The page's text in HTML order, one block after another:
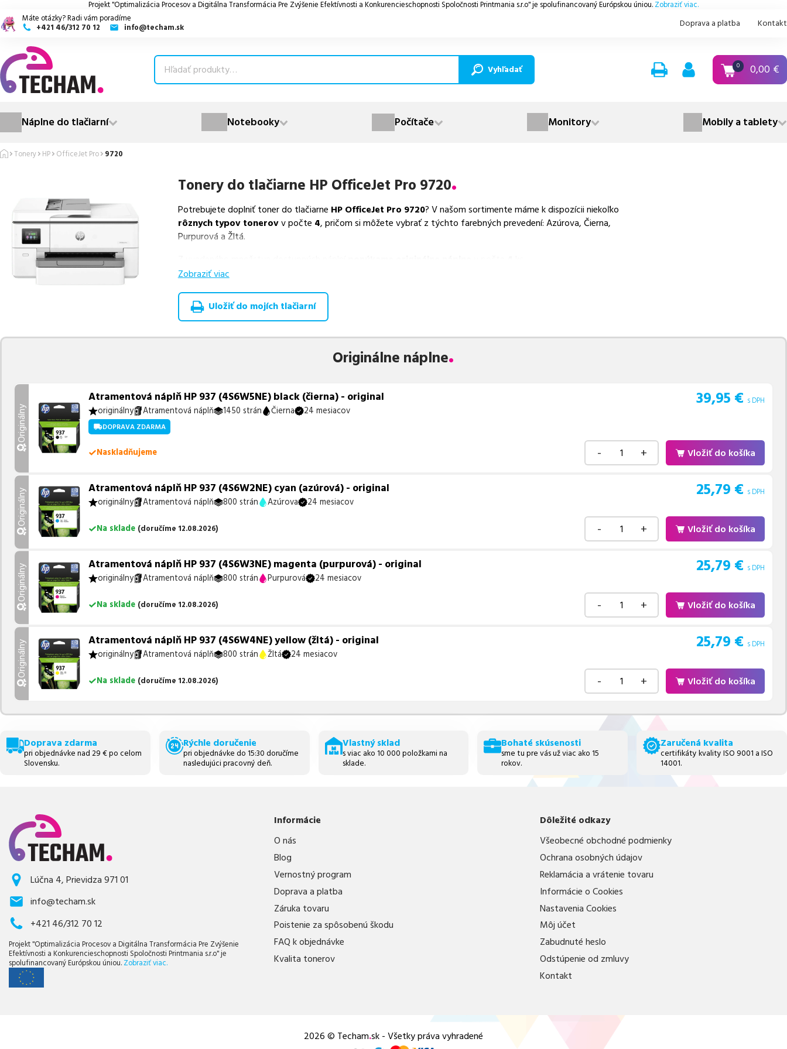
Projekt "Optimalizácia Procesov a Digitálna Transformácia Pre Zvýšenie Efektívnosti a Konkurencieschopnosti Spoločnosti Printmania s.r.o" je spolufinancovaný Európskou úniou. Zobraziť viac.
Máte otázky? Radi vám poradíme
+421 46/312 70 12
info@techam.sk Doprava a platba Kontakt
Vyhľadať 0 0,00 €
Náplne do tlačiarní Notebooky Počítače Monitory Mobily a tablety
Tonery HP OfficeJet Pro 9720
Tonery do tlačiarne HP OfficeJet Pro 9720
Potrebujete doplniť toner do tlačiarne HP OfficeJet Pro 9720? V našom sortimente máme k dispozícii niekoľko
rôznych typov tonerovv počte 4, pričom si môžete vybrať z týchto farebných prevedení: Azúrova, Čierna,
Purpurová a Žltá.
Celá táto certifikovaná ponuka, spĺňajúca normy ISO 9001 a 14001, zaručuje bezproblémovú tlač.
produktu nás nájdete už od25,79€.
Vieme, že pri nákupe zohráva dôležitú úlohu aj dostupnosť. Preto sa snažíme
Ak si pri výbere nie ste istí, ktoré riešenie je pre vaše potreby najvhodnejšie, alebo máte akékoľvek ďalšie otázky,
najlepšie riešenie.
Zobraziť viac
Uložiť do mojích tlačiarní
Originálne náplne
Originálny
Atramentová náplň HP 937 (4S6W5NE) black (čierna) - original 39,95 € s DPH
originálny Atramentová náplň 1450 strán Čierna 24 mesiacov
DOPRAVA ZDARMA
Naskladňujeme - + Vložiť do košíka
Originálny Atramentová náplň HP 937 (4S6W2NE) cyan (azúrová) - original 25,79 € s DPH
originálny Atramentová náplň 800 strán Azúrova 24 mesiacov
Na sklade (doručíme 12.08.2026) - + Vložiť do košíka
Originálny Atramentová náplň HP 937 (4S6W3NE) magenta (purpurová) - original 25,79 € s DPH
originálny Atramentová náplň 800 strán Purpurová 24 mesiacov
Na sklade (doručíme 12.08.2026) - + Vložiť do košíka
Originálny Atramentová náplň HP 937 (4S6W4NE) yellow (žltá) - original 25,79 € s DPH
originálny Atramentová náplň 800 strán Žltá 24 mesiacov
Na sklade (doručíme 12.08.2026) - + Vložiť do košíka
Doprava zdarma
pri objednávke nad 29 € po celom
Slovensku.
Rýchle doručenie
pri objednávke do 15:30 doručíme
nasledujúci pracovný deň.
Vlastný sklad
s viac ako 10 000 položkami na
sklade.
Bohaté skúsenosti
sme tu pre vás už viac ako 15
rokov.
Zaručená kvalita
certifikáty kvality ISO 9001 a ISO
14001.
Lúčna 4, Prievidza 971 01
info@techam.sk
+421 46/312 70 12
Projekt "Optimalizácia Procesov a Digitálna Transformácia Pre Zvýšenie
Efektívnosti a Konkurencieschopnosti Spoločnosti Printmania s.r.o" je
spolufinancovaný Európskou úniou. Zobraziť viac.
Informácie
O nás
Blog
Vernostný program
Doprava a platba
Záruka tovaru
Poistenie za spôsobenú škodu
FAQ k objednávke
Kvalita tonerov
Dôležité odkazy
Všeobecné obchodné podmienky
Ochrana osobných údajov
Reklamácia a vrátenie tovaru
Informácie o Cookies
Nastavenia Cookies
Môj účet
Zabudnuté heslo
Odstúpenie od zmluvy
Kontakt
2026 © Techam.sk - Všetky práva vyhradené